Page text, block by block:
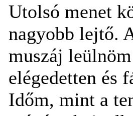
Utolsó menet
nagyobb lejtő.
muszáj
elégedetten és
Időm, mint a